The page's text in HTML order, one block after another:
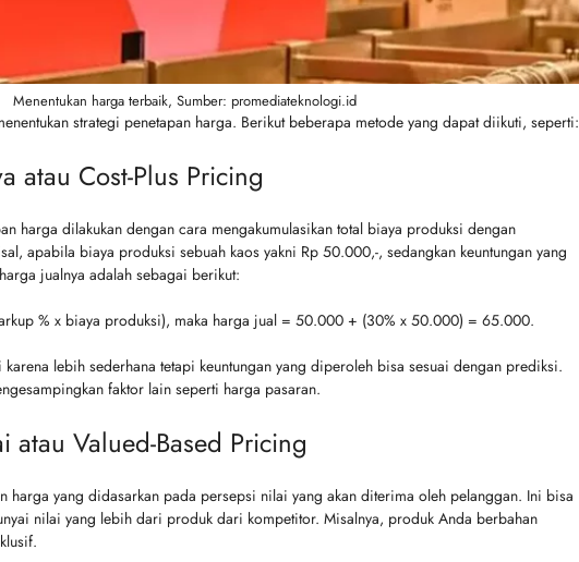
Menentukan harga terbaik, Sumber: promediateknologi.id
strategi penetapan harga. Berikut beberapa metode yang dapat diikuti, seperti:
atau Cost-Plus Pricing
harga dilakukan dengan cara mengakumulasikan total biaya produksi dengan
apabila biaya produksi sebuah kaos yakni Rp 50.000,-, sedangkan keuntungan yang
jualnya adalah sebagai berikut:
% x biaya produksi), maka harga jual = 50.000 + (30% x 50.000) = 65.000.
lebih sederhana tetapi keuntungan yang diperoleh bisa sesuai dengan prediksi.
faktor lain seperti harga pasaran.
atau Valued-Based Pricing
harga yang didasarkan pada persepsi nilai yang akan diterima oleh pelanggan. Ini bisa
nilai yang lebih dari produk dari kompetitor. Misalnya, produk Anda berbahan